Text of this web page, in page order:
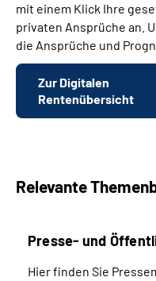
mit einem Klick Ihre
privaten Ansprüche an.
die Ansprüche und
Zur Digitalen
Rentenübersicht
Relevante
Presse- und
Hier finden Sie